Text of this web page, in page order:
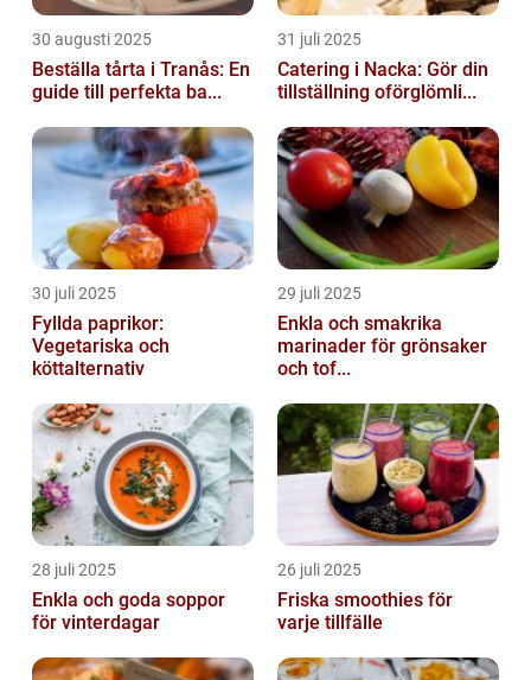
30 augusti 2025
Beställa tårta i Tranås: En
guide till perfekta ba...
31 juli 2025
Catering i Nacka: Gör din
tillställning oförglömli...
30 juli 2025
Fyllda paprikor:
Vegetariska och
köttalternativ
29 juli 2025
Enkla och smakrika
marinader för grönsaker
och tof...
28 juli 2025
Enkla och goda soppor
för vinterdagar
26 juli 2025
Friska smoothies för
varje tillfälle